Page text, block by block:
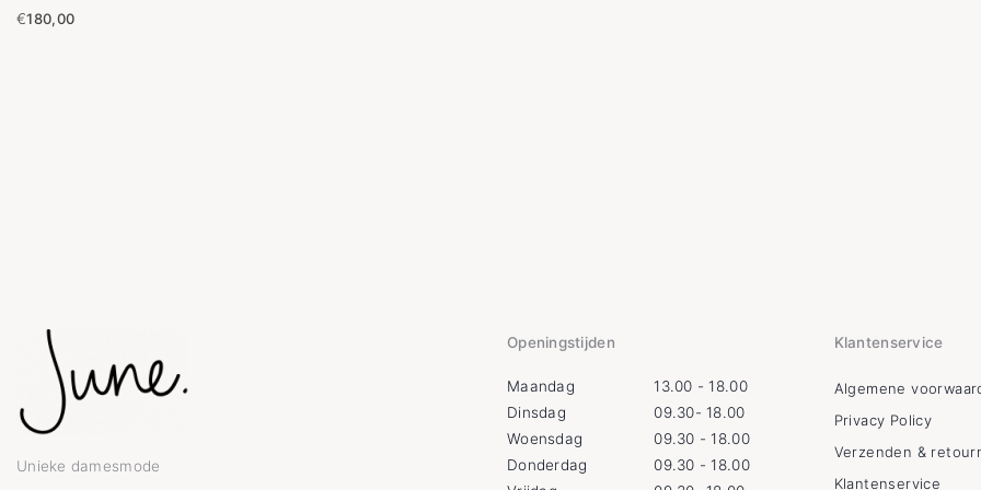
€180,00
Unieke damesmode
Openingstijden
Maandag
13.00 - 18.00
Dinsdag
09.30- 18.00
Woensdag
09.30 - 18.00
Donderdag
09.30 - 18.00
Klantenservice
Algemene
Privacy Policy
Verzenden &
Klantenservice